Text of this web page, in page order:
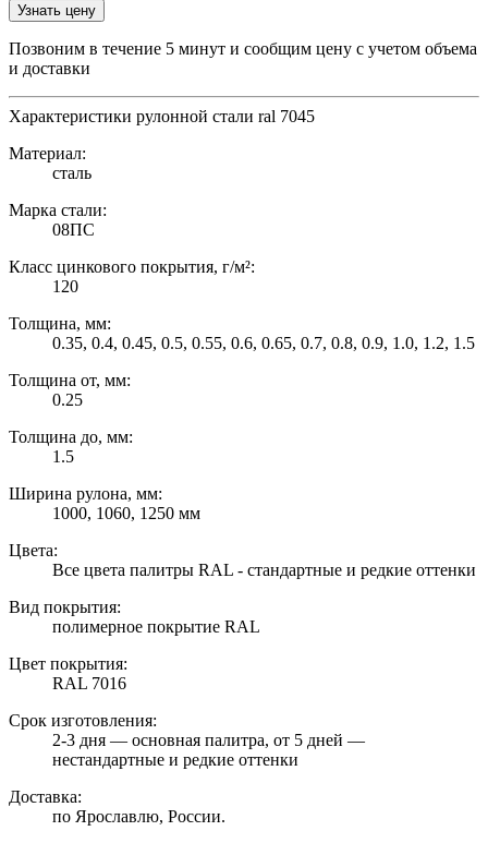
Узнать цену
Позвоним в течение 5 минут и сообщим цену с учетом объема
и доставки
Характеристики рулонной стали ral 7045
Материал:
сталь
Марка стали:
08ПС
Класс цинкового покрытия, г/м²:
120
Толщина, мм:
0.35, 0.4, 0.45, 0.5, 0.55, 0.6, 0.65, 0.7, 0.8, 0.9, 1.0, 1.2, 1.5
Толщина от, мм:
0.25
Толщина до, мм:
1.5
Ширина рулона, мм:
1000, 1060, 1250 мм
Цвета:
Все цвета палитры RAL - стандартные и редкие оттенки
Вид покрытия:
полимерное покрытие RAL
Цвет покрытия:
RAL 7016
Срок изготовления:
2-3 дня — основная палитра, от 5 дней —
нестандартные и редкие оттенки
Доставка:
по Ярославлю, России.